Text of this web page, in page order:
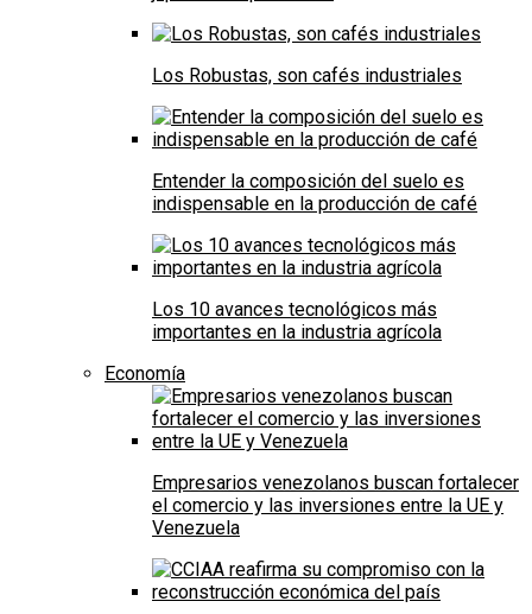
Los Robustas, son cafés industriales
Entender la composición del suelo es
indispensable en la producción de café
Los 10 avances tecnológicos más
importantes en la industria agrícola
Economía
Empresarios venezolanos buscan fortalecer
el comercio y las inversiones entre la UE y
Venezuela